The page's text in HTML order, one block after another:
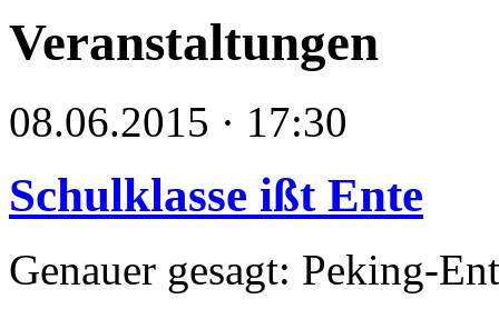
Veranstaltungen
08.06.2015 · 17:30
Schulklasse ißt Ente
Genauer gesagt: Peking-